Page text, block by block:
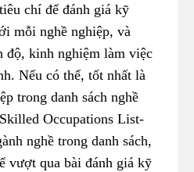
chí để đánh giá kỹ
mỗi nghề nghiệp, và
độ, kinh nghiệm làm việc
Nếu có thể, tốt nhất là
trong danh sách nghề
Occupations List-
nghề trong danh sách,
vượt qua bài đánh giá kỹ